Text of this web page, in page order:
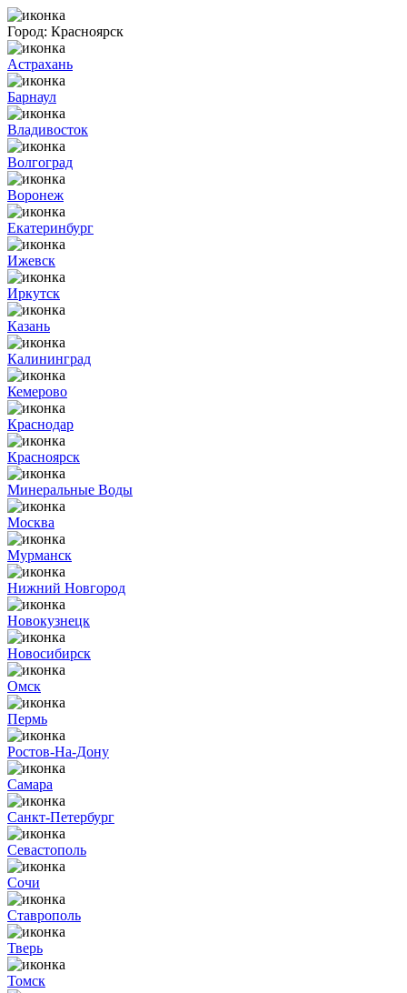
Город: Красноярск
Астрахань
Барнаул
Владивосток
Волгоград
Воронеж
Екатеринбург
Ижевск
Иркутск
Казань
Калининград
Кемерово
Краснодар
Красноярск
Минеральные Воды
Москва
Мурманск
Нижний Новгород
Новокузнецк
Новосибирск
Омск
Пермь
Ростов-На-Дону
Самара
Санкт-Петербург
Севастополь
Сочи
Ставрополь
Тверь
Томск